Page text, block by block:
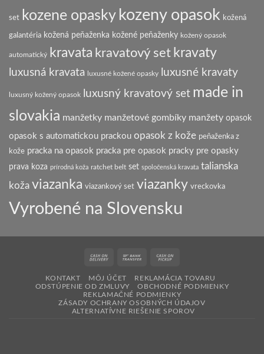
set kozene opasky kozeny opasok kožená
galantéria kožená peňaženka kožené peňaženky kožený opasok
automatický kravata kravatový set kravaty
luxusná kravata luxusné kožené opasky luxusné kravaty
luxusný kožený opasok luxusný kravatový set made in
slovakia manžetky manžetové gombíky manžety opasok
opasok s automatickou prackou opasok z kože peňaženka z
kože pracka na opasok pracka pre opasok pracky pre opasky
prava koza prírodná koža ratchet belt set spoločenská kravata talianska
koža viazanka viazankový set viazanky vreckovka
Vyrobené na Slovensku
Cash
Delivery
Bank
Pickup
KONTAKT MÔJ ÚČET
REKLAMÁCIA TOVARU
ODSTÚPENIE OD ZMLUVY
OBCHODNÉ PODMIENKY
REKLAMAČNÉ PODMIENKY
ZÁSADY OCHRANY OSOBNÝCH ÚDAJOV
ALTERNATÍVNE RIEŠENIE SPOROV